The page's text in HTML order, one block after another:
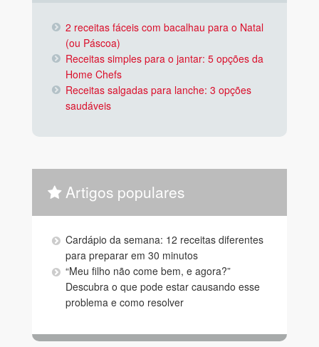
2 receitas fáceis com bacalhau para o Natal
(ou Páscoa)
Receitas simples para o jantar: 5 opções da
Home Chefs
Receitas salgadas para lanche: 3 opções
saudáveis
Artigos populares
Cardápio da semana: 12 receitas diferentes
para preparar em 30 minutos
“Meu filho não come bem, e agora?”
Descubra o que pode estar causando esse
problema e como resolver